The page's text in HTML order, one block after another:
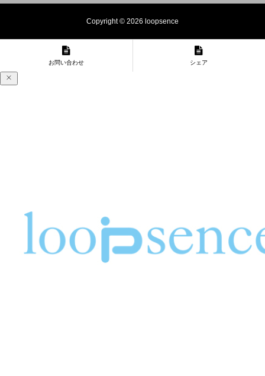
Copyright © 2026 loopsence
お問い合わせ シェア